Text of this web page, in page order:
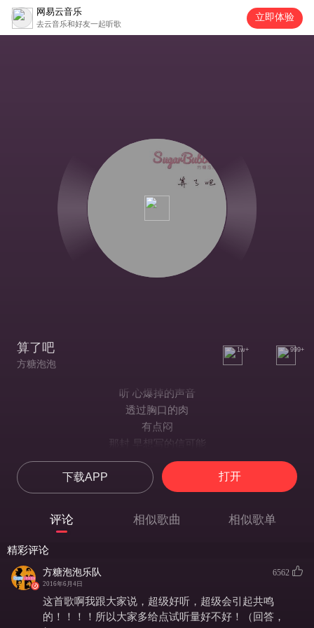
网易云音乐
去云音乐和好友一起听歌
立即体验
算了吧
方糖泡泡
1w+ 999+
听 心爆掉的声音
透过胸口的肉
有点闷
那封 早想写的信可能
是因为懒
现在写也会化 灰烬
听 心愈合的声音
有点痒
唉 算了吗 算了吧 算了吧
总有天想你时
身侧是另一个 肩膀
下载APP 打开
评论 相似歌曲 相似歌单
精彩评论
方糖泡泡乐队
2016年6月4日
6562
这首歌啊我跟大家说，超级好听，超级会引起共鸣
的！！！！所以大家多给点试听量好不好！（回答，